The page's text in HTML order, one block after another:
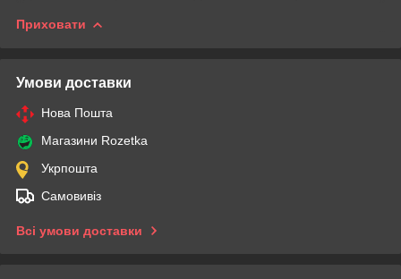
Приховати
Умови доставки
Нова Пошта
Магазини Rozetka
Укрпошта
Самовивіз
Всі умови доставки